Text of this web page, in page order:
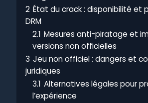
2 État du crack : disponibilité et
DRM
2.1 Mesures anti-piratage et
versions non officielles
3 Jeu non officiel : dangers et
juridiques
3.1 Alternatives légales pour
l’expérience